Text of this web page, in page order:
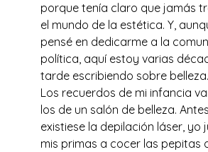
porque tenía claro que jamás
el mundo de la estética. Y,
pensé en dedicarme a la
política, aquí estoy varias
tarde escribiendo sobre belleza.
Los recuerdos de mi infancia
los de un salón de belleza.
existiese la depilación láser, yo
mis primas a cocer las pepitas